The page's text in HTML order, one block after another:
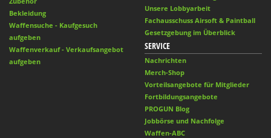
Bekleidung
Waffensuche - Kaufgesuch
aufgeben
Waffenverkauf - Verkaufsangebot
aufgeben
Unsere Lobbyarbeit
Fachausschuss Airsoft & Paintball
Gesetzgebung im Überblick
SERVICE
Nachrichten
Merch-Shop
Vorteilsangebote für Mitglieder
Fortbildungsangebote
PROGUN Blog
Jobbörse und Nachfolge
Waffen-ABC